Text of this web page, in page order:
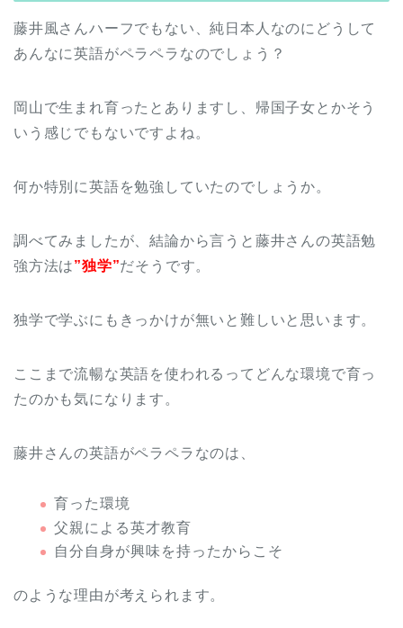
藤井風さんハーフでもない、純日本人なのにどうして
あんなに英語がペラペラなのでしょう？
岡山で生まれ育ったとありますし、帰国子女とかそう
いう感じでもないですよね。
何か特別に英語を勉強していたのでしょうか。
調べてみましたが、結論から言うと藤井さんの英語勉
強方法は”独学”だそうです。
独学で学ぶにもきっかけが無いと難しいと思います。
ここまで流暢な英語を使われるってどんな環境で育っ
たのかも気になります。
藤井さんの英語がペラペラなのは、
育った環境
父親による英才教育
自分自身が興味を持ったからこそ
のような理由が考えられます。